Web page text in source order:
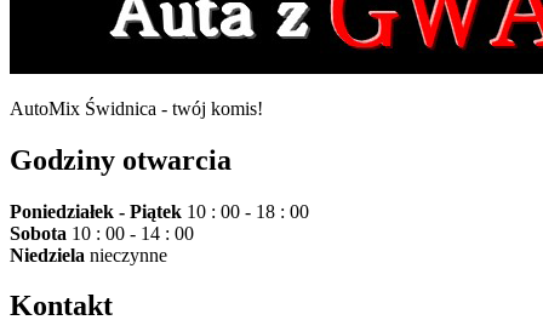
AutoMix Świdnica - twój komis!
Godziny otwarcia
Poniedziałek - Piątek 10 : 00 - 18 : 00
Sobota 10 : 00 - 14 : 00
Niedziela nieczynne
Kontakt